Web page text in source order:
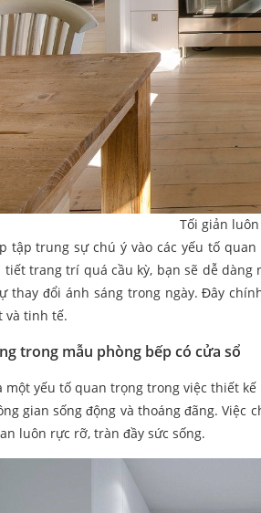
Tối giản
tập trung sự chú ý vào các yếu tố
trang trí quá cầu kỳ, bạn sẽ dễ
thay đổi ánh sáng trong ngày. Đây
và tinh tế.
trong mẫu phòng bếp có cửa sổ
một yếu tố quan trọng trong việc thiết kế
gian sống động và thoáng đãng.
luôn rực rỡ, tràn đầy sức sống.